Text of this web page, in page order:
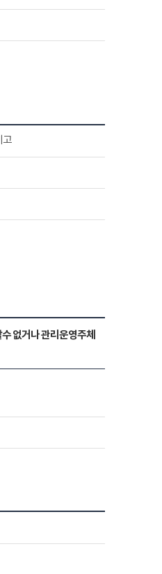
고
없거나 관리운영주체